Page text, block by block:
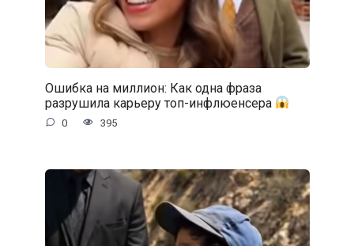
Ошибка на миллион: Как одна фраза
разрушила карьеру топ-инфлюенсера
0 395